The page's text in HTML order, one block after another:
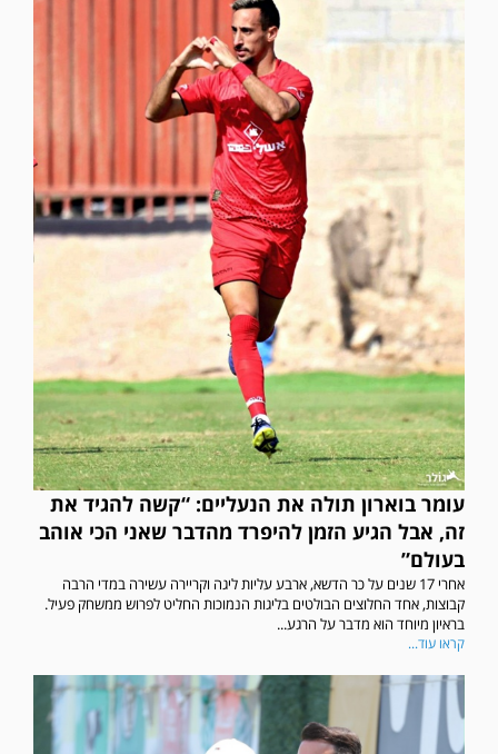
עומר בוארון תולה את הנעליים: “קשה להגיד את
זה, אבל הגיע הזמן להיפרד מהדבר שאני הכי אוהב
בעולם”
אחרי 17 שנים על כר הדשא, ארבע עליות ליגה וקריירה עשירה במדי הרבה
קבוצות, אחד החלוצים הבולטים בליגות הנמוכות החליט לפרוש ממשחק פעיל.
בראיון מיוחד הוא מדבר על הרגע...
קראו עוד...